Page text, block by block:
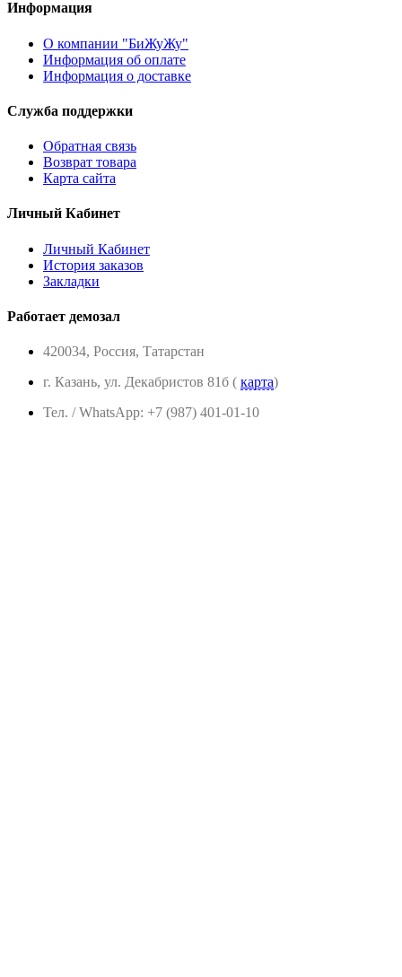
Информация
О компании "БиЖуЖу"
Информация об оплате
Информация о доставке
Служба поддержки
Обратная связь
Возврат товара
Карта сайта
Личный Кабинет
Личный Кабинет
История заказов
Закладки
Работает демозал
420034, Россия, Татарстан
г. Казань, ул. Декабристов 81б ( карта)
Тел. / WhatsApp: +7 (987) 401-01-10